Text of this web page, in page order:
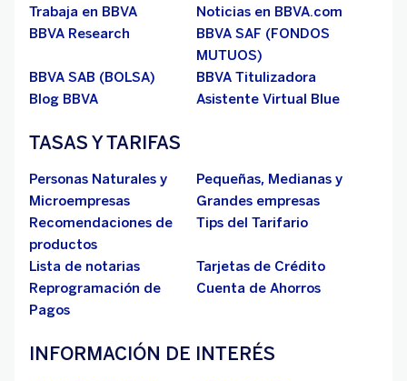
Trabaja en BBVA
Noticias en BBVA.com
BBVA Research
BBVA SAF (FONDOS
MUTUOS)
BBVA SAB (BOLSA)
BBVA Titulizadora
Blog BBVA
Asistente Virtual Blue
TASAS Y TARIFAS
Personas Naturales y
Microempresas
Pequeñas, Medianas y
Grandes empresas
Recomendaciones de
productos
Tips del Tarifario
Lista de notarias
Tarjetas de Crédito
Reprogramación de
Pagos
Cuenta de Ahorros
INFORMACIÓN DE INTERÉS